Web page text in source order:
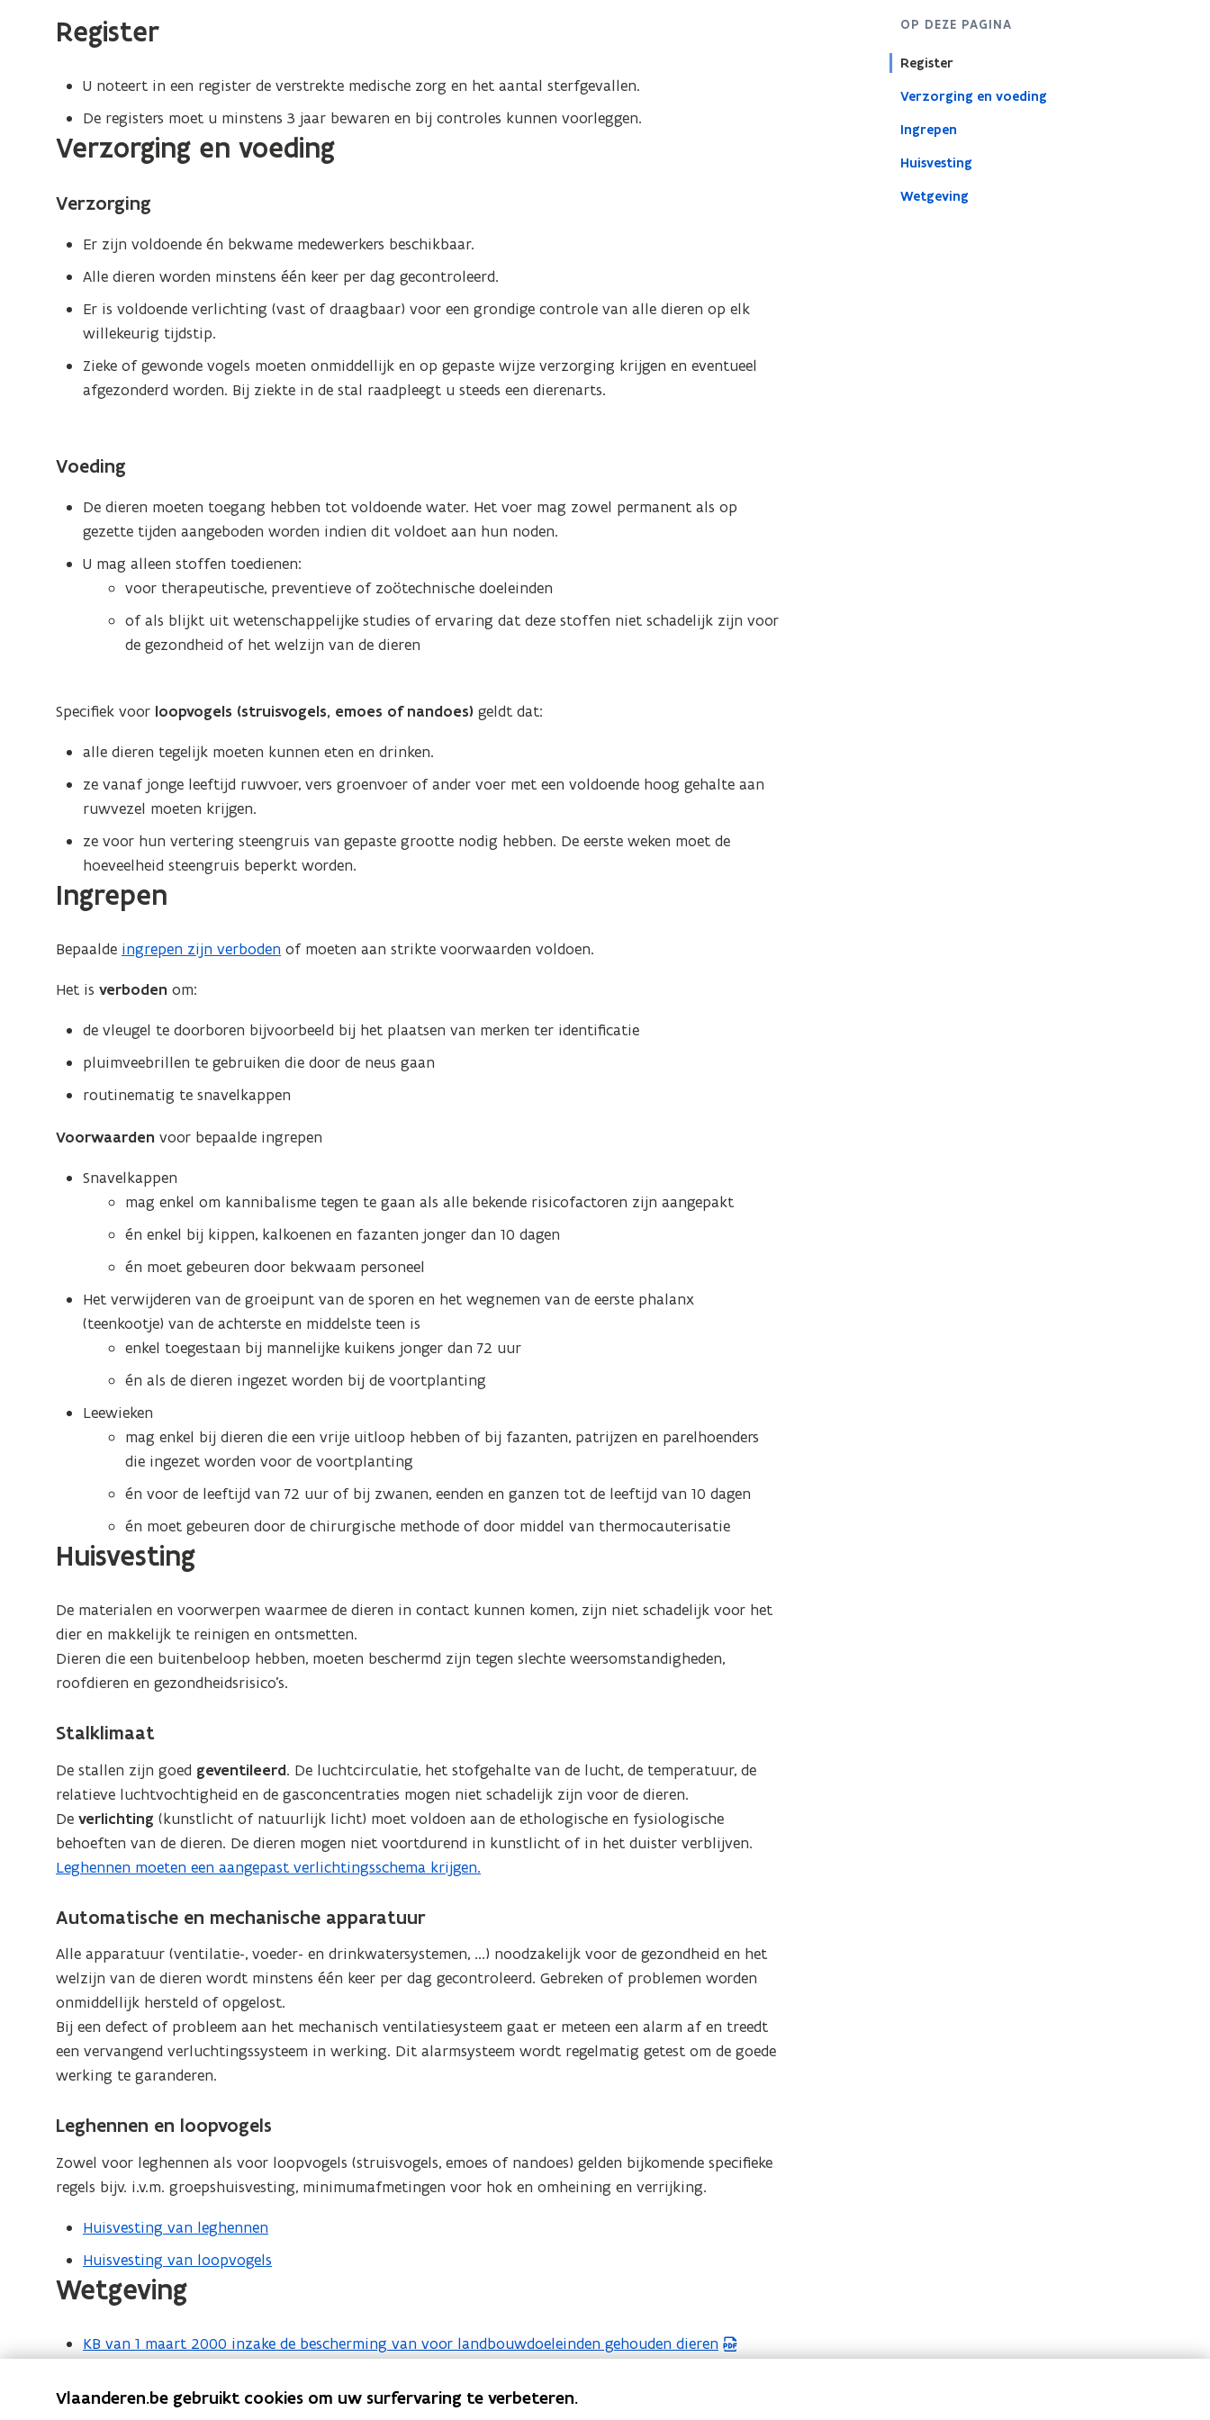
OP DEZE PAGINA
Register
Verzorging en voeding
Ingrepen
Huisvesting
Wetgeving
Register
U noteert in een register de verstrekte medische zorg en het aantal sterfgevallen.
De registers moet u minstens 3 jaar bewaren en bij controles kunnen voorleggen.
Verzorging en voeding
Verzorging
Er zijn voldoende én bekwame medewerkers beschikbaar.
Alle dieren worden minstens één keer per dag gecontroleerd.
Er is voldoende verlichting (vast of draagbaar) voor een grondige controle van alle dieren op elk
willekeurig tijdstip.
Zieke of gewonde vogels moeten onmiddellijk en op gepaste wijze verzorging krijgen en eventueel
afgezonderd worden. Bij ziekte in de stal raadpleegt u steeds een dierenarts.
Voeding
De dieren moeten toegang hebben tot voldoende water. Het voer mag zowel permanent als op
gezette tijden aangeboden worden indien dit voldoet aan hun noden.
U mag alleen stoffen toedienen:
voor therapeutische, preventieve of zoötechnische doeleinden
of als blijkt uit wetenschappelijke studies of ervaring dat deze stoffen niet schadelijk zijn voor
de gezondheid of het welzijn van de dieren
Specifiek voor loopvogels (struisvogels, emoes of nandoes) geldt dat:
alle dieren tegelijk moeten kunnen eten en drinken.
ze vanaf jonge leeftijd ruwvoer, vers groenvoer of ander voer met een voldoende hoog gehalte aan
ruwvezel moeten krijgen.
ze voor hun vertering steengruis van gepaste grootte nodig hebben. De eerste weken moet de
hoeveelheid steengruis beperkt worden.
Ingrepen
Bepaalde ingrepen zijn verboden of moeten aan strikte voorwaarden voldoen.
Het isverbodenom:
de vleugel te doorboren bijvoorbeeld bij het plaatsen van merken ter identificatie
pluimveebrillen te gebruiken die door de neus gaan
routinematig te snavelkappen
Voorwaarden voor bepaalde ingrepen
Snavelkappen
mag enkel om kannibalisme tegen te gaan als alle bekende risicofactoren zijn aangepakt
én enkel bij kippen, kalkoenen en fazanten jonger dan 10 dagen
én moet gebeuren door bekwaam personeel
Het verwijderen van de groeipunt van de sporen en het wegnemen van de eerste phalanx
(teenkootje) van de achterste en middelste teen is
enkel toegestaan bij mannelijke kuikens jonger dan 72 uur
én als de dieren ingezet worden bij de voortplanting
Leewieken
mag enkel bij dieren die een vrije uitloop hebben of bij fazanten, patrijzen en parelhoenders
die ingezet worden voor de voortplanting
én voor de leeftijd van 72 uur of bij zwanen, eenden en ganzen tot de leeftijd van 10 dagen
én moet gebeuren door de chirurgische methode of door middel van thermocauterisatie
Huisvesting
De materialen en voorwerpen waarmee de dieren in contact kunnen komen, zijn niet schadelijk voor het
dier en makkelijk te reinigen en ontsmetten.
Dieren die een buitenbeloop hebben, moeten beschermd zijn tegen slechte weersomstandigheden,
roofdieren en gezondheidsrisico’s.
Stalklimaat
De stallen zijn goed geventileerd. De luchtcirculatie, het stofgehalte van de lucht, de temperatuur, de
relatieve luchtvochtigheid en de gasconcentraties mogen niet schadelijk zijn voor de dieren.
Deverlichting(kunstlicht of natuurlijk licht) moet voldoen aan de ethologische en fysiologische
behoeften van de dieren. De dieren mogen niet voortdurend in kunstlicht of in het duister verblijven.
Leghennen moeten een aangepast verlichtingsschema krijgen.
Automatische en mechanische apparatuur
Alle apparatuur (ventilatie-, voeder- en drinkwatersystemen, ...) noodzakelijk voor de gezondheid en het
welzijn van de dieren wordt minstens één keer per dag gecontroleerd. Gebreken of problemen worden
onmiddellijk hersteld of opgelost.
Bij een defect of probleem aan het mechanisch ventilatiesysteem gaat er meteen een alarm af en treedt
een vervangend verluchtingssysteem in werking. Dit alarmsysteem wordt regelmatig getest om de goede
werking te garanderen.
Leghennen en loopvogels
Zowel voor leghennen als voor loopvogels (struisvogels, emoes of nandoes) gelden bijkomende specifieke
regels bijv. i.v.m. groepshuisvesting, minimumafmetingen voor hok en omheining en verrijking.
Huisvesting van leghennen
Huisvesting van loopvogels
Wetgeving
KB van 1 maart 2000 inzake de bescherming van voor landbouwdoeleinden gehouden dieren
(
D
nutsgebruik van de dieren of op de beperking van de voortplanting van de diersoort
P
Vlaanderen.be gebruikt cookies om uw surfervaring te verbeteren.